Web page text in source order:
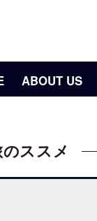
ABOUT US
ススメ